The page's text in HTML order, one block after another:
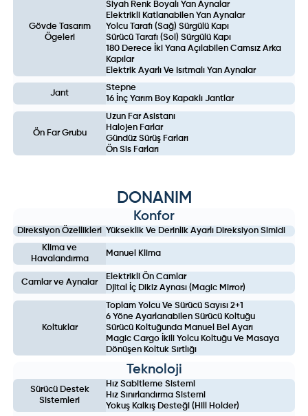
Gövde Tasarım
Ögeleri
Siyah Renk Boyalı Yan Aynalar
Elektrikli Katlanabilen Yan Aynalar
Yolcu Tarafı (Sağ) Sürgülü Kapı
Sürücü Tarafı (Sol) Sürgülü Kapı
180 Derece İki Yana Açılabilen Camsız Arka
Kapılar
Elektrik Ayarlı Ve Isıtmalı Yan Aynalar
Jant
Stepne
16 İnç Yarım Boy Kapaklı Jantlar
Ön Far Grubu
Uzun Far Asistanı
Halojen Farlar
Gündüz Sürüş Farları
Ön Sis Farları
DONANIM
Konfor
Direksiyon Özellikleri
Yükseklik Ve Derinlik Ayarlı Direksiyon Simidi
Klima ve
Havalandırma
Manuel Klima
Camlar ve Aynalar
Elektrikli Ön Camlar
Djital İç Dikiz Aynası (Magic Mirror)
Koltuklar
Toplam Yolcu Ve Sürücü Sayısı 2+1
6 Yöne Ayarlanabilen Sürücü Koltuğu
Sürücü Koltuğunda Manuel Bel Ayarı
Magic Cargo İkili Yolcu Koltuğu Ve Masaya
Dönüşen Koltuk Sırtlığı
Teknoloji
Sürücü Destek
Sistemleri
Hız Sabitleme Sistemi
Hız Sınırlandırma Sistemi
Yokuş Kalkış Desteği (Hill Holder)